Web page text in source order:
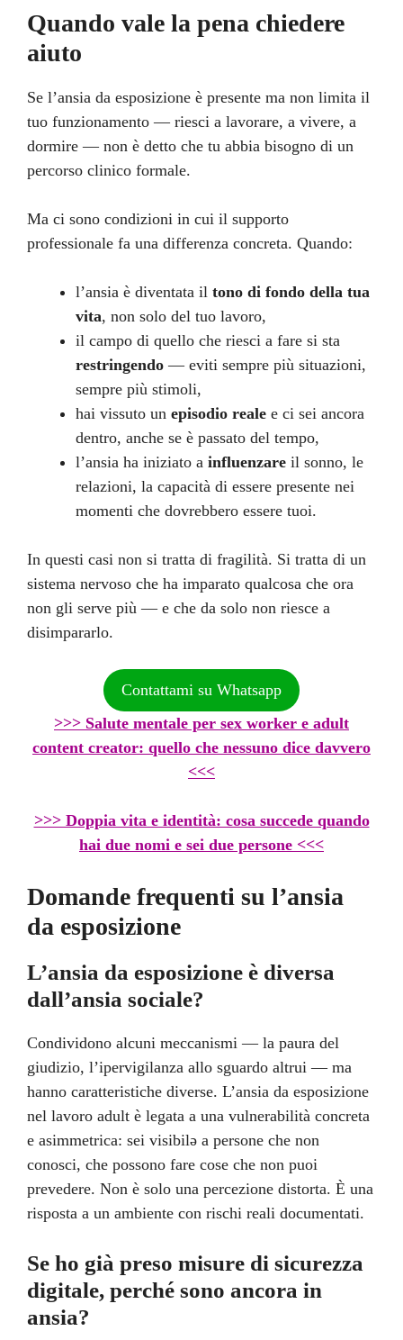
Quando vale la pena chiedere
aiuto
Se l’ansia da esposizione è presente ma non limita il
tuo funzionamento — riesci a lavorare, a vivere, a
dormire — non è detto che tu abbia bisogno di un
percorso clinico formale.
Ma ci sono condizioni in cui il supporto
professionale fa una differenza concreta. Quando:
l’ansia è diventata il tono di fondo della tua
vita, non solo del tuo lavoro,
il campo di quello che riesci a fare si sta
restringendo— eviti sempre più situazioni,
sempre più stimoli,
hai vissuto un episodio reale e ci sei ancora
dentro, anche se è passato del tempo,
l’ansia ha iniziato a influenzare il sonno, le
relazioni, la capacità di essere presente nei
momenti che dovrebbero essere tuoi.
In questi casi non si tratta di fragilità. Si tratta di un
sistema nervoso che ha imparato qualcosa che ora
non gli serve più — e che da solo non riesce a
disimpararlo.
Contattami su Whatsapp
>>> Salute mentale per sex worker e adult
content creator: quello che nessuno dice davvero
<<<
>>> Doppia vita e identità: cosa succede quando
hai due nomi e sei due persone <<<
Domande frequenti su l’ansia
da esposizione
L’ansia da esposizione è diversa
dall’ansia sociale?
Condividono alcuni meccanismi — la paura del
giudizio, l’ipervigilanza allo sguardo altrui — ma
hanno caratteristiche diverse. L’ansia da esposizione
nel lavoro adult è legata a una vulnerabilità concreta
e asimmetrica: sei visibilə a persone che non
conosci, che possono fare cose che non puoi
prevedere. Non è solo una percezione distorta. È una
risposta a un ambiente con rischi reali documentati.
Se ho già preso misure di sicurezza
digitale, perché sono ancora in
ansia?